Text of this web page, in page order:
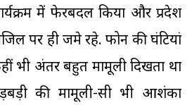
में फेरबदल किया और प्रदेश
पर ही जमे रहे. फोन की घंटियां
भी अंतर बहुत मामूली दिखता था
की मामूली-सी भी आशंका